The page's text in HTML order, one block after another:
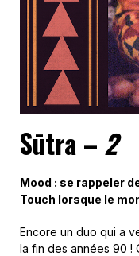
Sūtra – 2
Mood : se rappeler
Touch lorsque le
Encore un duo qui a
la fin des années 90 !